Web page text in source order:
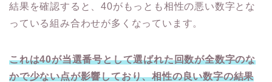
結果を確認すると、40がもっとも相性の悪い数字とな
っている組み合わせが多くなっています。
これは40が当選番号として選ばれた回数が全数字のな
かで少ない点が影響しており、相性の良い数字の結果